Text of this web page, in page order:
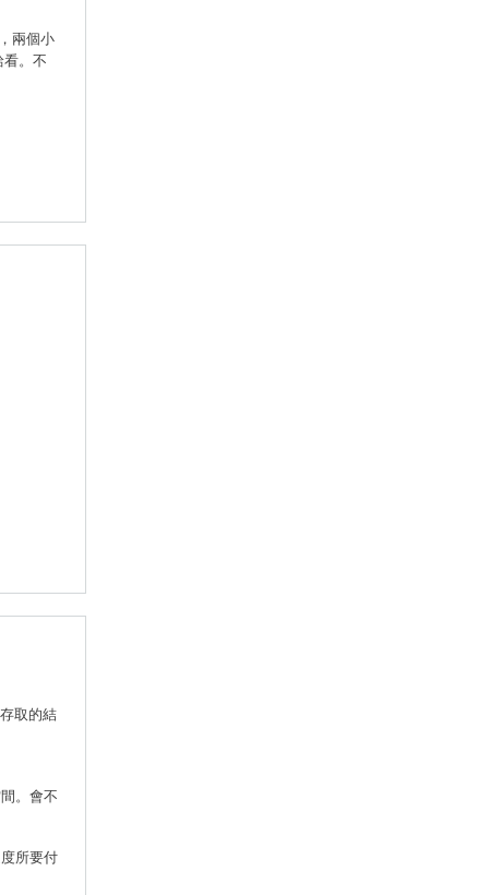
兩個小
。不
取的結
。會不
所要付